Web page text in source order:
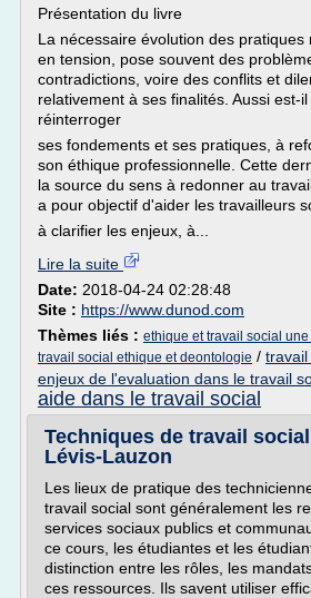
Présentation du livre
La nécessaire évolution des pratiques
en tension, pose souvent des
contradictions, voire des conflits et
relativement à ses finalités. Aussi est-
réinterroger
ses fondements et ses pratiques, à
son éthique professionnelle. Cette
la source du sens à redonner au
a pour objectif d'aider les travailleurs
à clarifier les enjeux, à...
Lire la suite
Date: 2018-04-24 02:28:48
Site : https://www.dunod.com
Thèmes liés : ethique et travail social
travail social ethique et deontologie /
enjeux de l'evaluation dans le travail
aide dans le travail social
Techniques de travail
Lévis-Lauzon
Les lieux de pratique des
travail social sont généralement les
services sociaux publics et
ce cours, les étudiantes et les
distinction entre les rôles, les
ces ressources. Ils savent utiliser